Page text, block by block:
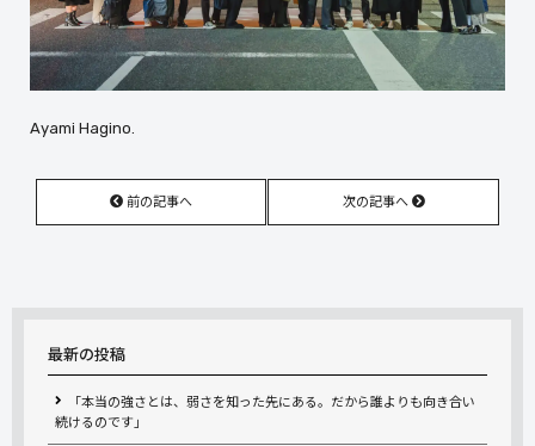
Ayami Hagino.
前の記事へ 次の記事へ
最新の投稿
「本当の強さとは、弱さを知った先にある。だから誰よりも向き合い
続けるのです」